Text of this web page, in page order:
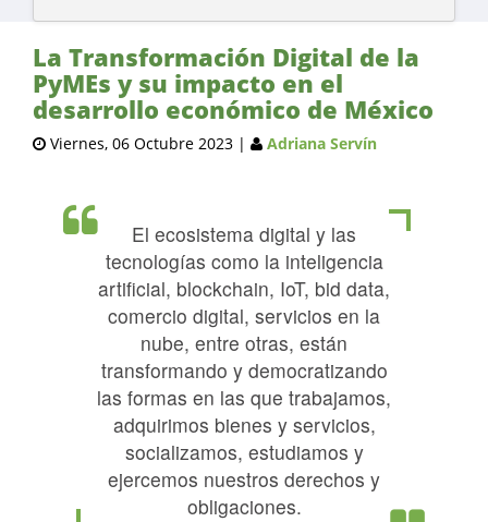
La Transformación Digital de la
PyMEs y su impacto en el
desarrollo económico de México
Viernes, 06 Octubre 2023 | Adriana Servín
El ecosistema digital y las
tecnologías como la inteligencia
artificial, blockchain, IoT, bid data,
comercio digital, servicios en la
nube, entre otras, están
transformando y democratizando
las formas en las que trabajamos,
adquirimos bienes y servicios,
socializamos, estudiamos y
ejercemos nuestros derechos y
obligaciones.